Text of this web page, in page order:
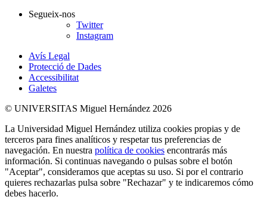
Segueix-nos
Twitter
Instagram
Avís Legal
Protecció de Dades
Accessibilitat
Galetes
© UNIVERSITAS Miguel Hernández 2026
La Universidad Miguel Hernández utiliza cookies propias y de
terceros para fines analíticos y respetar tus preferencias de
navegación. En nuestra política de cookies encontrarás más
información. Si continuas navegando o pulsas sobre el botón
"Aceptar", consideramos que aceptas su uso. Si por el contrario
quieres rechazarlas pulsa sobre "Rechazar" y te indicaremos cómo
debes hacerlo.